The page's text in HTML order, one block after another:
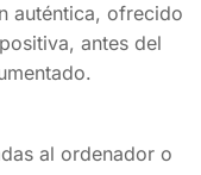
auténtica, ofrecido
antes del
al ordenador o